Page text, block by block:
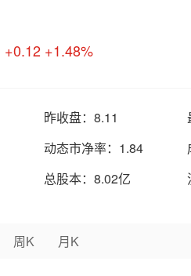
+0.12 +1.48%
昨收盘： 8.11
动态市净率： 1.84
总股本： 8.02亿
周K 月K